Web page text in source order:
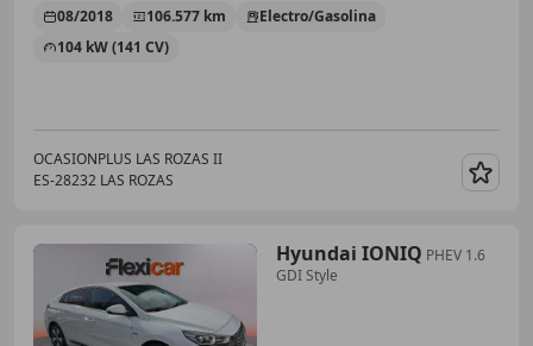
08/2018 106.577 km
Electro/Gasolina
104 kW (141 CV)
OCASIONPLUS LAS ROZAS II
ES-28232 LAS ROZAS
Hyundai IONIQ PHEV 1.6
GDI Style